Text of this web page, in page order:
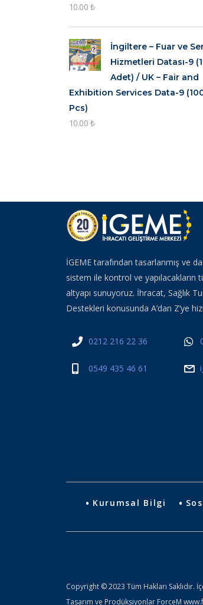
10.00 ₺
İngiltere – Fuar ve
Hizmetleri Datası-9
Adet) / UK – Fair and
Exhibition Services Data-9
Pcs)
10.00 ₺
İGEME tarafından tasarlanmış ve
sistem ile kontrol ve yapılacakların
altyapı sunuyoruz. İhracat, Sağlık
Destekleri konusunda A’dan Z’ye
0212 216 22 36
0549 435 46 61
Kurumsal Bilgi
Copyright © 2023 Tüm Hakları Saklıdır.
Tasarım ve Prodüksiyonlar ForceM